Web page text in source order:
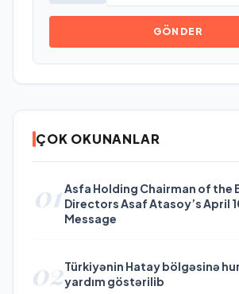
GÖNDER
ÇOK OKUNANLAR
01Asfa Holding Chairman of the
Directors Asaf Atasoy’s April
Message
02Türkiyənin Hatay bölgəsinə
yardım göstərilib